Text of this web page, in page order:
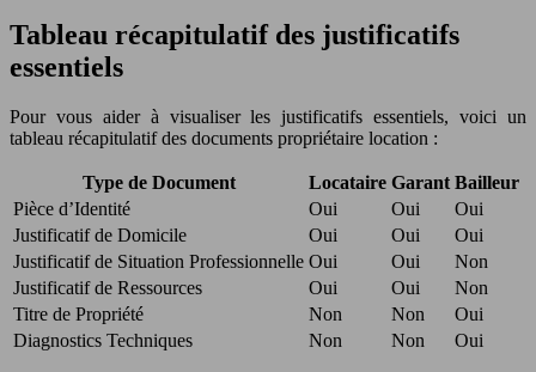
Tableau récapitulatif des justificatifs
essentiels
Pour vous aider à visualiser les justificatifs essentiels, voici un
tableau récapitulatif des documents propriétaire location :
Type de Document Locataire Garant Bailleur
Pièce d’Identité
Oui Oui
Oui
Justificatif de Domicile
Oui Oui
Oui
Justificatif de Situation Professionnelle Oui Oui
Non
Justificatif de Ressources
Oui Oui
Non
Titre de Propriété
Non Non
Oui
Diagnostics Techniques
Non Non Oui